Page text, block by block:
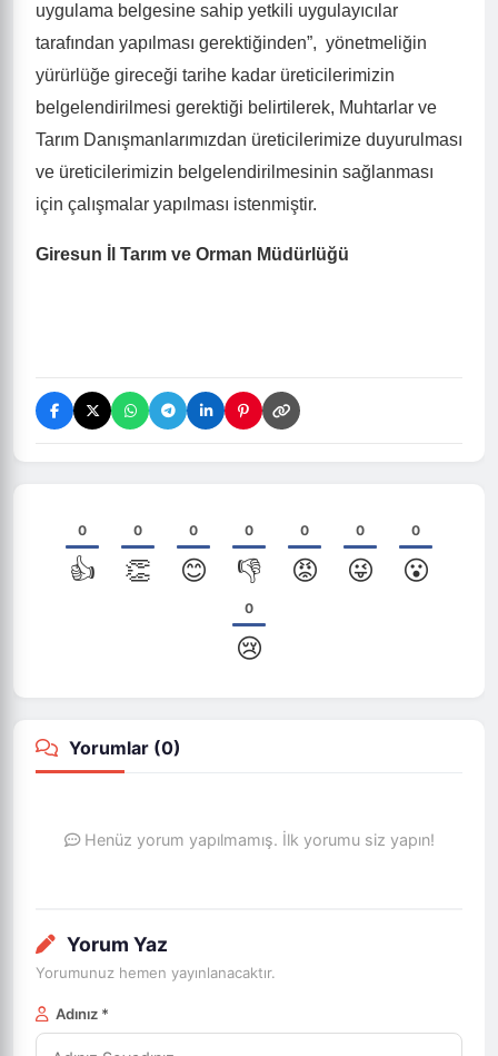
uygulama belgesine sahip yetkili uygulayıcılar
tarafından yapılması gerektiğinden”, yönetmeliğin
yürürlüğe gireceği tarihe kadar üreticilerimizin
belgelendirilmesi gerektiği belirtilerek, Muhtarlar ve
Tarım Danışmanlarımızdan üreticilerimize duyurulması
ve üreticilerimizin belgelendirilmesinin sağlanması
için çalışmalar yapılması istenmiştir.
Giresun İl Tarım ve Orman Müdürlüğü
0
👍
0
👏
0
😊
0
👎
0
😡
0
😜
0
😮
0
😢
Yorumlar (0)
Henüz yorum yapılmamış. İlk yorumu siz yapın!
Yorum Yaz
Yorumunuz hemen yayınlanacaktır.
Adınız *